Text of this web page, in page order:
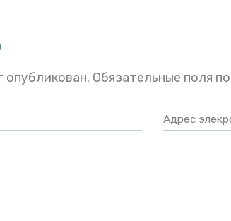
опубликован. Обязательные поля
Адрес